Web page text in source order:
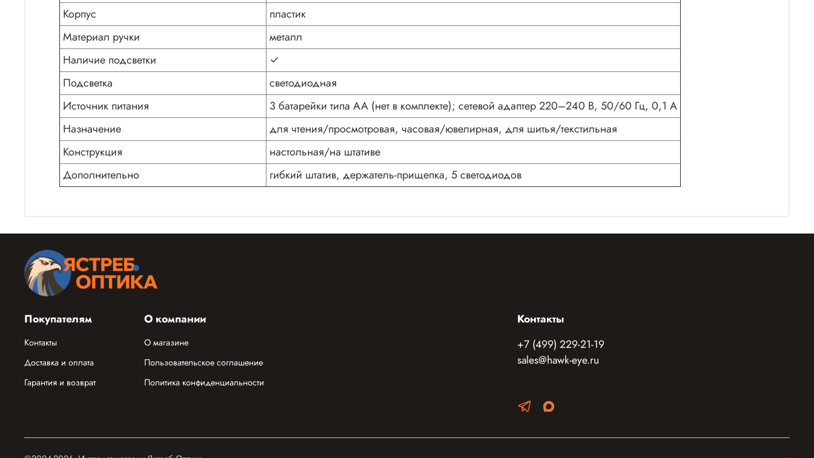
Корпус
пластик
Материал ручки
металл
Наличие подсветки
✓
Подсветка
светодиодная
Источник питания
3 батарейки типа AA (нет в комплекте); сетевой адаптер 220–240 В, 50/60 Гц, 0,1 A
Назначение
для чтения/просмотровая, часовая/ювелирная, для шитья/текстильная
Конструкция
настольная/на штативе
Дополнительно
гибкий штатив, держатель-прищепка, 5 светодиодов
Покупателям
Контакты
Доставка и оплата
Гарантия и возврат
О компании
О магазине
Пользовательское соглашение
Политика конфиденциальности
Контакты
+7 (499) 229-21-19
sales@hawk-eye.ru